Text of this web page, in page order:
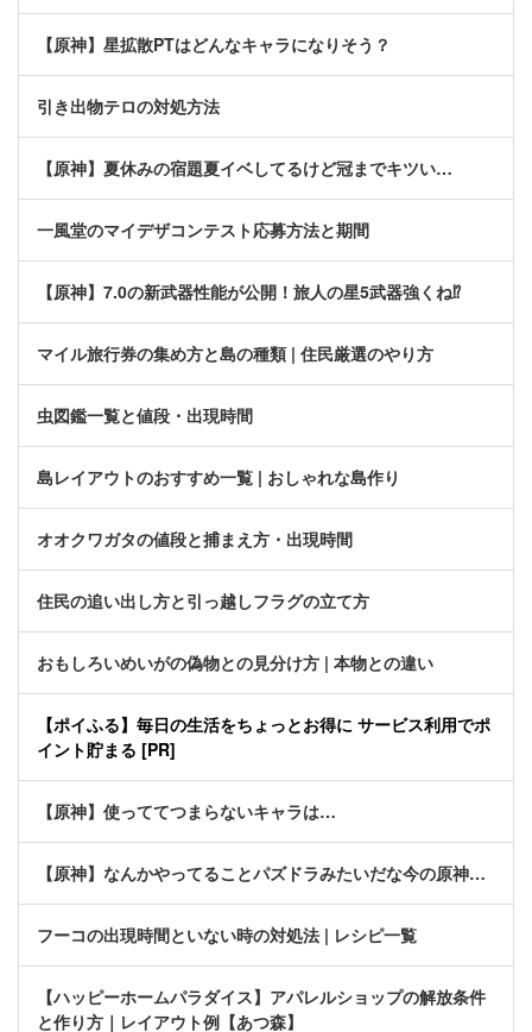
【原神】星拡散PTはどんなキャラになりそう？
引き出物テロの対処方法
【原神】夏休みの宿題夏イベしてるけど冠までキツい…
一風堂のマイデザコンテスト応募方法と期間
【原神】7.0の新武器性能が公開！旅人の星5武器強くね⁉
マイル旅行券の集め方と島の種類 | 住民厳選のやり方
虫図鑑一覧と値段・出現時間
島レイアウトのおすすめ一覧 | おしゃれな島作り
オオクワガタの値段と捕まえ方・出現時間
住民の追い出し方と引っ越しフラグの立て方
おもしろいめいがの偽物との見分け方 | 本物との違い
【ポイふる】毎日の生活をちょっとお得に サービス利用でポ
イント貯まる [PR]
【原神】使っててつまらないキャラは…
【原神】なんかやってることパズドラみたいだな今の原神…
フーコの出現時間といない時の対処法 | レシピ一覧
【ハッピーホームパラダイス】アパレルショップの解放条件
と作り方｜レイアウト例【あつ森】